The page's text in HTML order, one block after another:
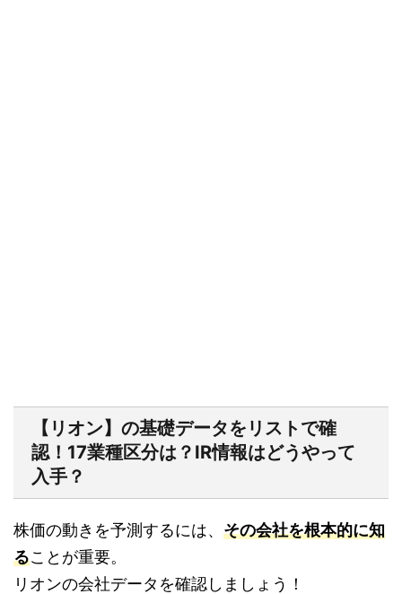
【リオン】の基礎データをリストで確
認！17業種区分は？IR情報はどうやって
入手？
株価の動きを予測するには、 その会社を根本的に知
ることが重要。
リオンの会社データを確認しましょう！